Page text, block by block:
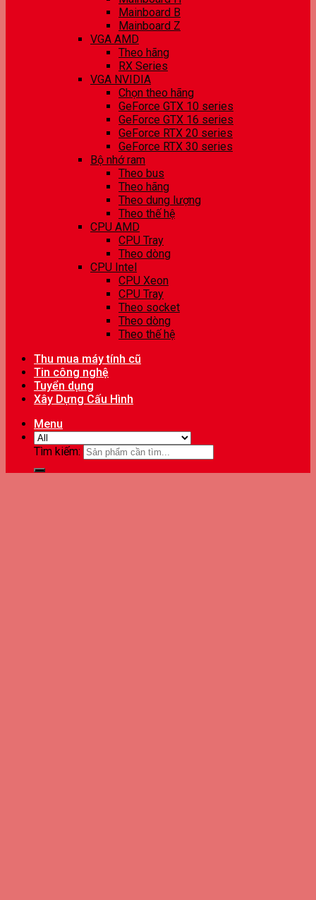
Mainboard B
Mainboard Z
VGA AMD
Theo hãng
RX Series
VGA NVIDIA
Chọn theo hãng
GeForce GTX 10 series
GeForce GTX 16 series
GeForce RTX 20 series
GeForce RTX 30 series
Bộ nhớ ram
Theo bus
Theo hãng
Theo dung lượng
Theo thế hệ
CPU AMD
CPU Tray
Theo dòng
CPU Intel
CPU Xeon
CPU Tray
Theo socket
Theo dòng
Theo thế hệ
Thu mua máy tính cũ
Tin công nghệ
Tuyển dụng
Xây Dựng Cấu Hình
Menu
Tìm kiếm: